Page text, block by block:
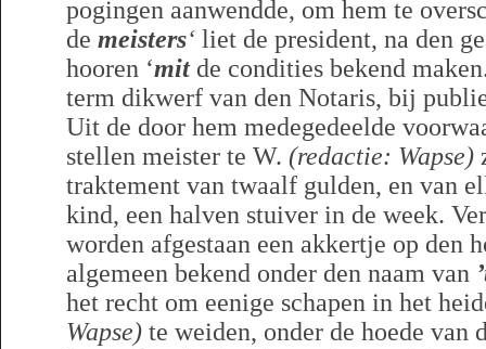
pogingen aanwendde, om hem te
de meisters‘ liet de president, na den
hooren ‘mitde condities bekend
term dikwerf van den Notaris, bij
Uit de door hem medegedeelde
stellen meister te W. (redactie: Wapse)
traktement van twaalf gulden, en van
kind, een halven stuiver in de week.
worden afgestaan een akkertje op den
algemeen bekend onder den naam van
het recht om eenige schapen in het
Wapse) te weiden, onder de hoede van